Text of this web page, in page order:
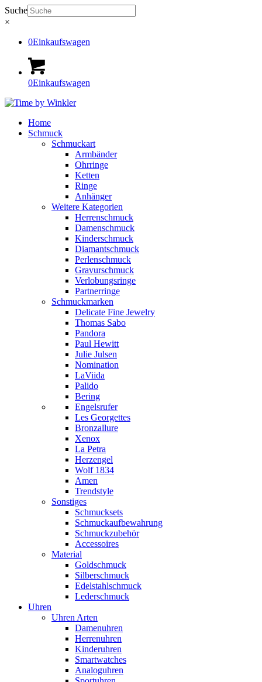
Suche
×
0Einkaufswagen
0Einkaufswagen
Home
Schmuck
Schmuckart
Armbänder
Ohrringe
Ketten
Ringe
Anhänger
Weitere Kategorien
Herrenschmuck
Damenschmuck
Kinderschmuck
Diamantschmuck
Perlenschmuck
Gravurschmuck
Verlobungsringe
Partnerringe
Schmuckmarken
Delicate Fine Jewelry
Thomas Sabo
Pandora
Paul Hewitt
Julie Julsen
Nomination
LaViida
Palido
Bering
Engelsrufer
Les Georgettes
Bronzallure
Xenox
La Petra
Herzengel
Wolf 1834
Amen
Trendstyle
Sonstiges
Schmucksets
Schmuckaufbewahrung
Schmuckzubehör
Accessoires
Material
Goldschmuck
Silberschmuck
Edelstahlschmuck
Lederschmuck
Uhren
Uhren Arten
Damenuhren
Herrenuhren
Kinderuhren
Smartwatches
Analoguhren